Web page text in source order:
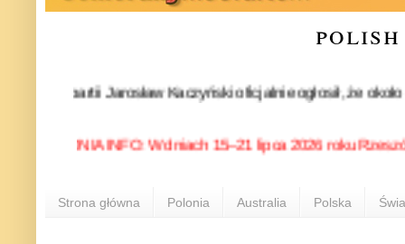
partii Jarosław Kaczyński oficjalnie ogłosił, że około
POLONIA INFO: W dniach 15–21 lipca 2026 roku
Strona główna Polonia Australia Polska